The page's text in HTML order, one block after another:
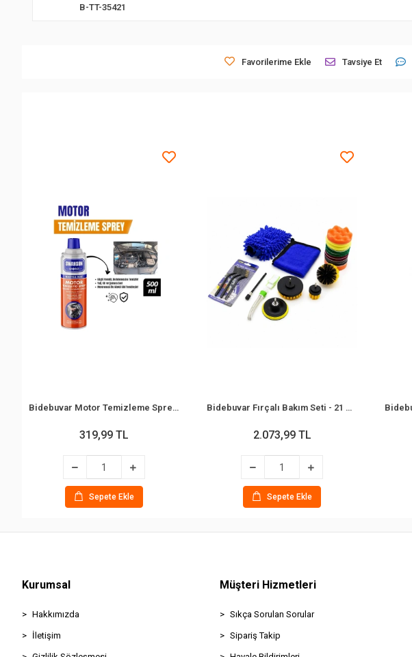
B-TT-35421
Favorilerime Ekle Tavsiye Et
Bidebuvar Motor Temizleme Spreyi - 500 ml - Güçlü Formül
319,99 TL
Sepete Ekle
Bidebuvar Fırçalı Bakım Seti - 21 Parça - Matkap Uyumlu Parçalar
2.073,99 TL
Sepete Ekle
Kurumsal
Hakkımızda
İletişim
Müşteri Hizmetleri
Sıkça Sorulan Sorular
Sipariş Takip